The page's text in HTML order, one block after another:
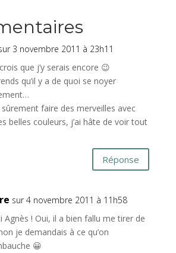
3 novembre 2011 à 23h11
que j’y serais encore 😉
qu’il y a de quoi se noyer
sûrement faire des merveilles avec
belles couleurs, j’ai hâte de voir tout
Réponse
sur 4 novembre 2011 à 11h58
Agnès ! Oui, il a bien fallu me tirer de
je demandais à ce qu’on
😀